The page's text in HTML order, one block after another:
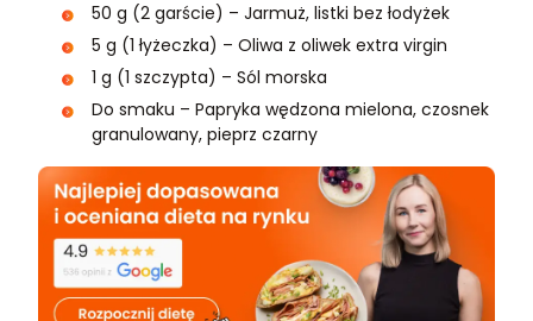
50 g (2 garście) – Jarmuż, listki bez łodyżek
5 g (1 łyżeczka) – Oliwa z oliwek extra virgin
1 g (1 szczypta) – Sól morska
Do smaku – Papryka wędzona mielona, czosnek
granulowany, pieprz czarny